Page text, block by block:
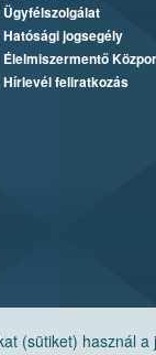
(sütiket) használ a
Ügyfélszolgálat
Hatósági jogsegély
Élelmiszermentő
Hírlevél feliratkozás